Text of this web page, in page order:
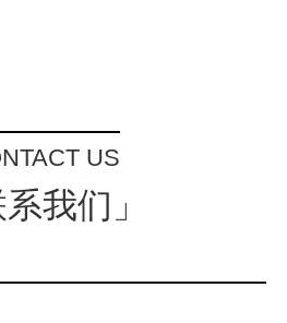
US
系我们」